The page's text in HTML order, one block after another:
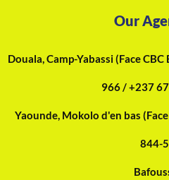
Our
Douala, Camp-Yabassi (Face
966 / +237
Yaounde, Mokolo d'en bas
844-